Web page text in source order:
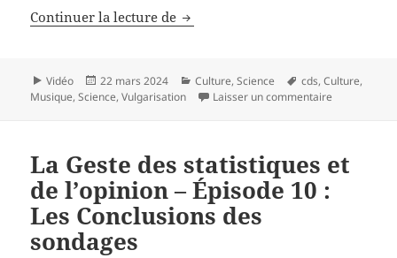
Continuer la lecture de De la Musique et un thé au riz –
Format
Vidéo
Publié
le
22 mars 2024 Catégories
Culture,Science
Mots-
clés
cds,Culture,
Musique,Science,Vulgarisation Laisser un commentaire
La Geste des statistiques et
de l’opinion – Épisode 10 :
Les Conclusions des
sondages